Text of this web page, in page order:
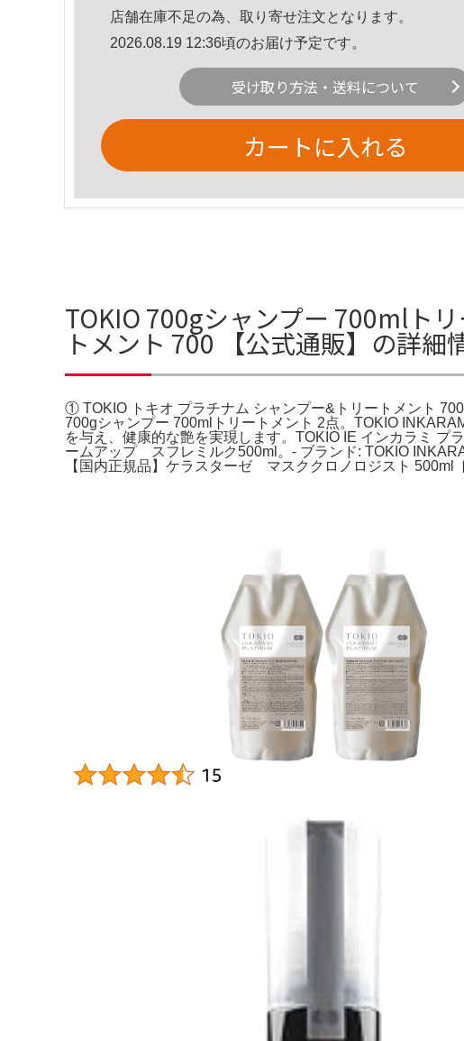
店舗在庫不足の為、取り寄せ注文となります。
2026.08.19 12:36頃のお届け予定です。
受け取り方法・送料について
カートに入れる
TOKIO 700gシャンプー 700mlト
トメント 700 【公式通販】の詳細
① TOKIO トキオ プラチナム シャンプー&トリートメント
700gシャンプー 700mlトリートメント 2点。TOKIO
を与え、健康的な艶を実現します。TOKIO IE インカラミ
ームアップ スフレミルク500ml。- ブランド: TOKIO
【国内正規品】ケラスターゼ マスククロノロジスト 500ml